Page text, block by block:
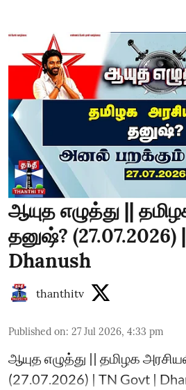
ஆயுத எழுத்து ||
தனுஷ்? (27.07.2026)
Dhanush
thanthitv
Published on: 27 Jul 2026, 4:33 pm
ஆயுத எழுத்து || தமிழக
(27.07.2026) | TN Govt |